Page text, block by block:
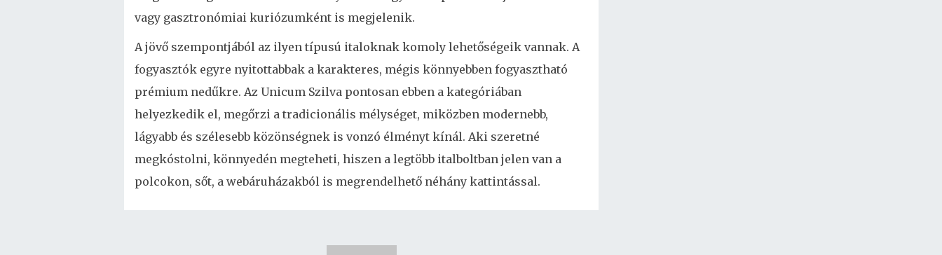
vagy gasztronómiai kuriózumként is megjelenik.
A jövő szempontjából az ilyen típusú italoknak komoly lehetőségeik vannak. A
fogyasztók egyre nyitottabbak a karakteres, mégis könnyebben fogyasztható
prémium nedűkre. Az Unicum Szilva pontosan ebben a kategóriában
helyezkedik el, megőrzi a tradicionális mélységet, miközben modernebb,
lágyabb és szélesebb közönségnek is vonzó élményt kínál. Aki szeretné
megkóstolni, könnyedén megteheti, hiszen a legtöbb italboltban jelen van a
polcokon, sőt, a webáruházakból is megrendelhető néhány kattintással.